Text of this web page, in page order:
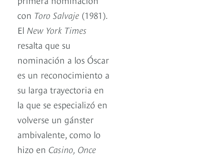
con Toro Salvaje (1981).
El New York Times
resalta que su
nominación a los Óscar
es un reconocimiento a
su larga trayectoria en
la que se especializó en
volverse un gánster
ambivalente, como lo
hizo en Casino, Once